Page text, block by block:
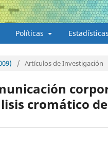
Políticas Estadísticas
/ Artículos de Investigación
cromático